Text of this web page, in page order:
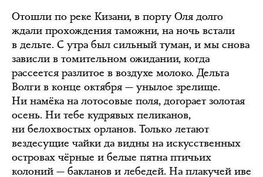
Отошли по реке Кизани, в порту Оля долго
ждали прохождения таможни, на ночь встали
в дельте. С утра был сильный туман, и мы снова
зависли в томительном ожидании, когда
рассеется разлитое в воздухе молоко. Дельта
Волги в конце октября — унылое зрелище.
Ни намёка на лотосовые поля, догорает золотая
осень. Ни тебе кудрявых пеликанов,
ни белохвостых орланов. Только летают
вездесущие чайки да видны на искусственных
островах чёрные и белые пятна птичьих
колоний — бакланов и лебедей. На плакучей иве